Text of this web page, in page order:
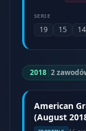
SERIE
19 15 14
2018|2
American
(August